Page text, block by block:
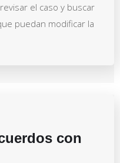
el caso y buscar
puedan modificar la
con